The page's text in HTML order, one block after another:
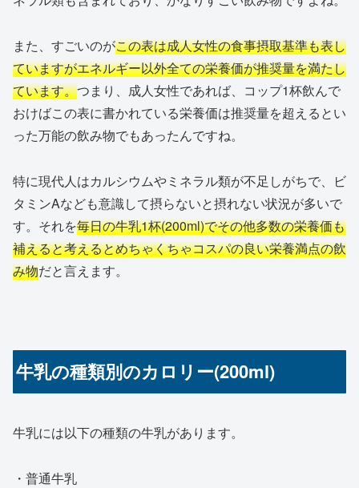
また、すごいのがこの表は成人女性の食事摂取基準も表し
ていますがエネルギー以外全ての栄養価が推奨量を満たし
ています。つまり、成人女性であれば、コップ1杯飲んで
おけばこの表に書かれている栄養価は推奨量を超えるとい
った万能の飲み物でもあったんですね。
特に現代人はカルシウムやミネラル類が不足しがちで、ビ
タミンAなども意識して摂らないと摂れない状況が多いで
す。それを毎日の牛乳1杯(200ml)でその他多数の栄養価も
補えると考えるとめちゃくちゃコスパの良い栄養満点の飲
み物だと言えます。
牛乳の種類別のカロリー(200ml)
牛乳には以下の種類の牛乳があります。
・普通牛乳